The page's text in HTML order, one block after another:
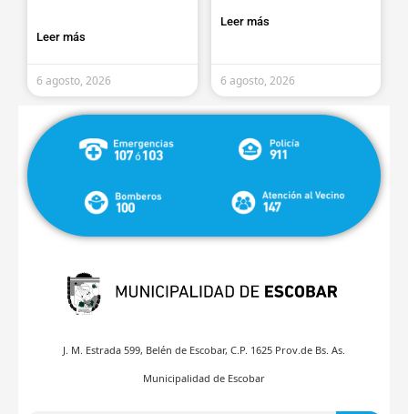
Leer más
6 agosto, 2026
Leer más
6 agosto, 2026
J. M. Estrada 599, Belén de Escobar, C.P. 1625 Prov.de Bs. As.
Municipalidad de Escobar